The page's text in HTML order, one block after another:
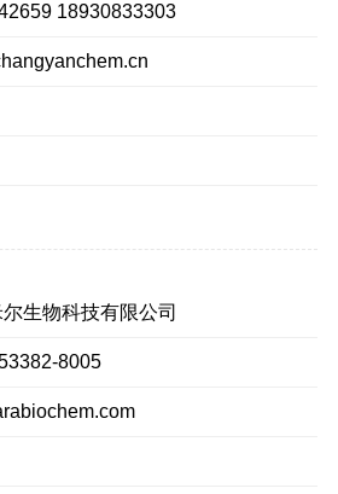
18930833303
生物科技有限公司
8005